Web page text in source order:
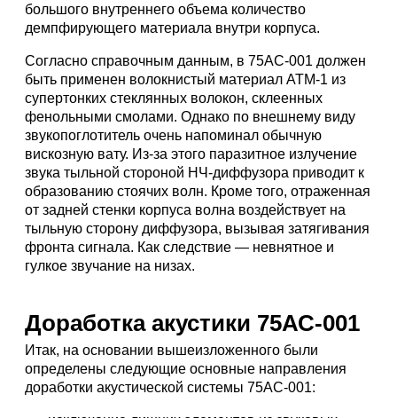
большого внутреннего объема количество
демпфирующего материала внутри корпуса.
Согласно справочным данным, в 75АС-001 должен
быть применен волокнистый материал АТМ-1 из
супертонких стеклянных волокон, склеенных
фенольными смолами. Однако по внешнему виду
звукопоглотитель очень напоминал обычную
вискозную вату. Из-за этого паразитное излучение
звука тыльной стороной НЧ-диффузора приводит к
образованию стоячих волн. Кроме того, отраженная
от задней стенки корпуса волна воздействует на
тыльную сторону диффузора, вызывая затягивания
фронта сигнала. Как следствие — невнятное и
гулкое звучание на низах.
Доработка акустики 75АС-001
Итак, на основании вышеизложенного были
определены следующие основные направления
доработки акустической системы 75АС-001: